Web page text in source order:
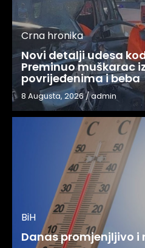
Crna hronika
Novi detalji udesa
Preminuo muškarac
povrijeđenima i beba
8 Augusta, 2026/admin
BiH
Danas promjenjljivo